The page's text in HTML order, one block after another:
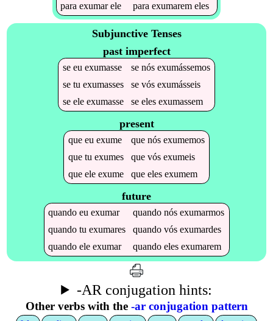
paraexumarele paraexumarem eles
Subjunctive Tenses
past imperfect
se eu exumasse se nós exumássemos
se tu exumasses se vós exumásseis
se ele exumasse se eles exumassem
present
que eu exume que nós exumemos
que tu exumes que vós exumeis
que ele exume que eles exumem
future
quandoeuexumar quandonósexumarmos
quandotuexumares quandovósexumardes
quandoeleexumar quandoelesexumarem
-AR conjugation hints:
Other verbs with the -ar conjugation pattern